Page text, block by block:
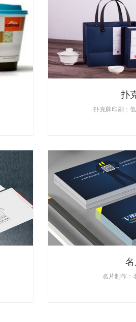
扑
扑克牌印刷：
名片制作：